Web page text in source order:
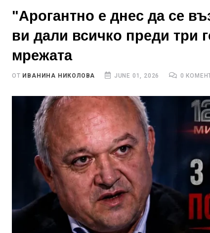
"Арогантно е днес да се
ви дали всичко преди три
мрежата
ОТ ИВАНИНА НИКОЛОВА JUNE 01, 2026 0